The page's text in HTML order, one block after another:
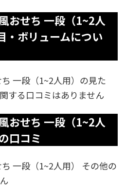
おせち 一段（1~2人
・ボリュームについ
一段（1~2人用）の見た
する口コミはありません
おせち 一段（1~2人
口コミ
一段（1~2人用） その他の